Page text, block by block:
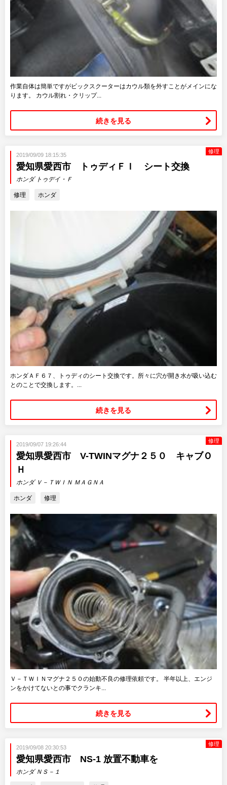
作業自体は簡単ですがビックスクーターはカウル類を外すことがメインにな
ります。 カウル割れ・クリップ...
続きを見る
修理
2019/09/09 18:15:35
愛知県愛西市 トゥディＦＩ シート交換
ホンダ トゥデイ・Ｆ
修理 ホンダ
ホンダＡＦ６７、トゥディのシート交換です。所々に穴が開き水が吸い込む
とのことで交換します。...
続きを見る
修理
2019/09/07 19:26:44
愛知県愛西市 V-TWINマグナ２５０ キャブＯ
Ｈ
ホンダ Ｖ－ＴＷＩＮ ＭＡＧＮＡ
ホンダ 修理
Ｖ－ＴＷＩＮマグナ２５０の始動不良の修理依頼です。 半年以上、エンジ
ンをかけてないとの事でクランキ...
続きを見る
修理
2019/09/08 20:30:53
愛知県愛西市 NS-1 放置不動車を
ホンダ ＮＳ－１